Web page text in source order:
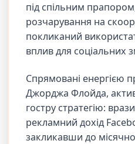
під спільним
розчарування на
покликаний
вплив для соціальних
Спрямовані енергією
Джорджа Флойда,
гостру стратегію:
рекламний дохід
закликавши до